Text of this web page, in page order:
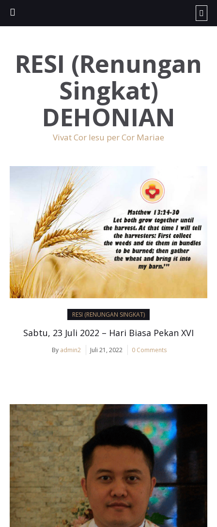
RESI (Renungan
Singkat)
DEHONIAN
Vivat Cor Iesu per Cor Mariae
RESI (RENUNGAN SINGKAT)
Sabtu, 23 Juli 2022 – Hari Biasa Pekan XVI
By admin2 Juli 21, 2022 0 Comments